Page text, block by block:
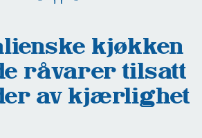
kjøkken
råvarer tilsatt
av kjærlighet